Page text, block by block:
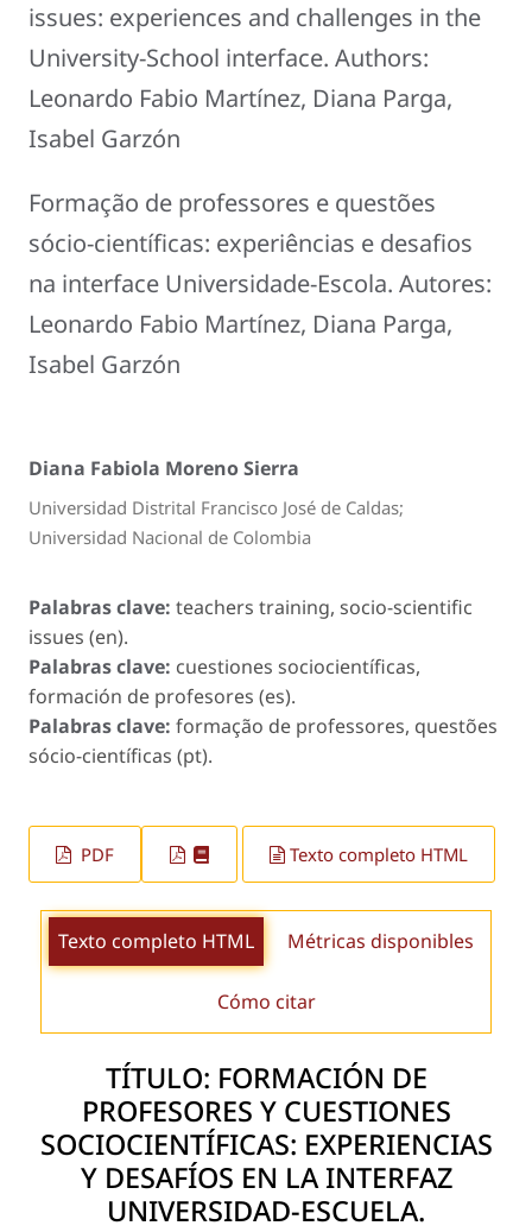
issues: experiences and challenges in the
University-School interface. Authors:
Leonardo Fabio Martínez, Diana Parga,
Isabel Garzón
Formação de professores e questões
sócio-científicas: experiências e desafios
na interface Universidade-Escola. Autores:
Leonardo Fabio Martínez, Diana Parga,
Isabel Garzón
Diana Fabiola Moreno Sierra
Universidad Distrital Francisco José de Caldas;
Universidad Nacional de Colombia
Palabras clave: teachers training, socio-scientific
issues (en).
Palabras clave: cuestiones sociocientíficas,
formación de profesores (es).
Palabras clave: formação de professores, questões
sócio-científicas (pt).
PDF Texto completo HTML
Texto completo HTML Métricas disponibles
Cómo citar
TÍTULO: FORMACIÓN DE
PROFESORES Y CUESTIONES
SOCIOCIENTÍFICAS: EXPERIENCIAS
Y DESAFÍOS EN LA INTERFAZ
UNIVERSIDAD-ESCUELA.